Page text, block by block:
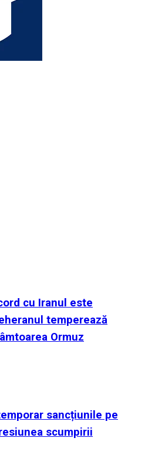
Unite, Donald Trump, merge
cu Iranul este
temperează
Ormuz
sancțiunile pe
scumpirii